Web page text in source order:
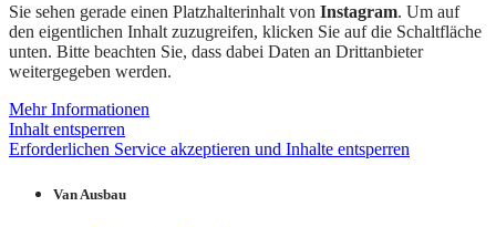
Sie sehen gerade einen Platzhalterinhalt von Instagram. Um auf
den eigentlichen Inhalt zuzugreifen, klicken Sie auf die Schaltfläche
unten. Bitte beachten Sie, dass dabei Daten an Drittanbieter
weitergegeben werden.
Mehr Informationen
Inhalt entsperren
Erforderlichen Service akzeptieren und Inhalte entsperren
Van Ausbau